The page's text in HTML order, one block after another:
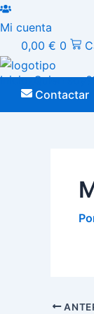
Ir
al
contenido
Mi cuenta
0,00 € 0
Inicio¿Quien soy?
Contactar